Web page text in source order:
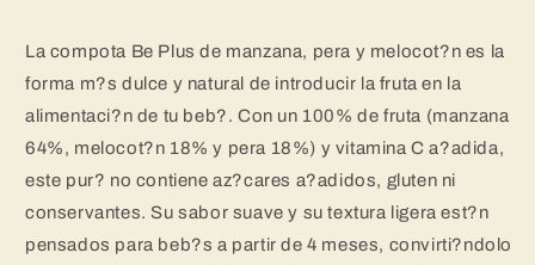
Natural
para
Bebés
desde
4
Meses
Sin
Gluten
Natural
para
Bebés
desde
4
Meses
Sin
Gluten
La compota Be Plus de manzana, pera y melocot?n es la
forma m?s dulce y natural de introducir la fruta en la
alimentaci?n de tu beb?. Con un 100% de fruta (manzana
64%, melocot?n 18% y pera 18%) y vitamina C a?adida,
este pur? no contiene az?cares a?adidos, gluten ni
conservantes. Su sabor suave y su textura ligera est?n
pensados para beb?s a partir de 4 meses, convirti?ndolo